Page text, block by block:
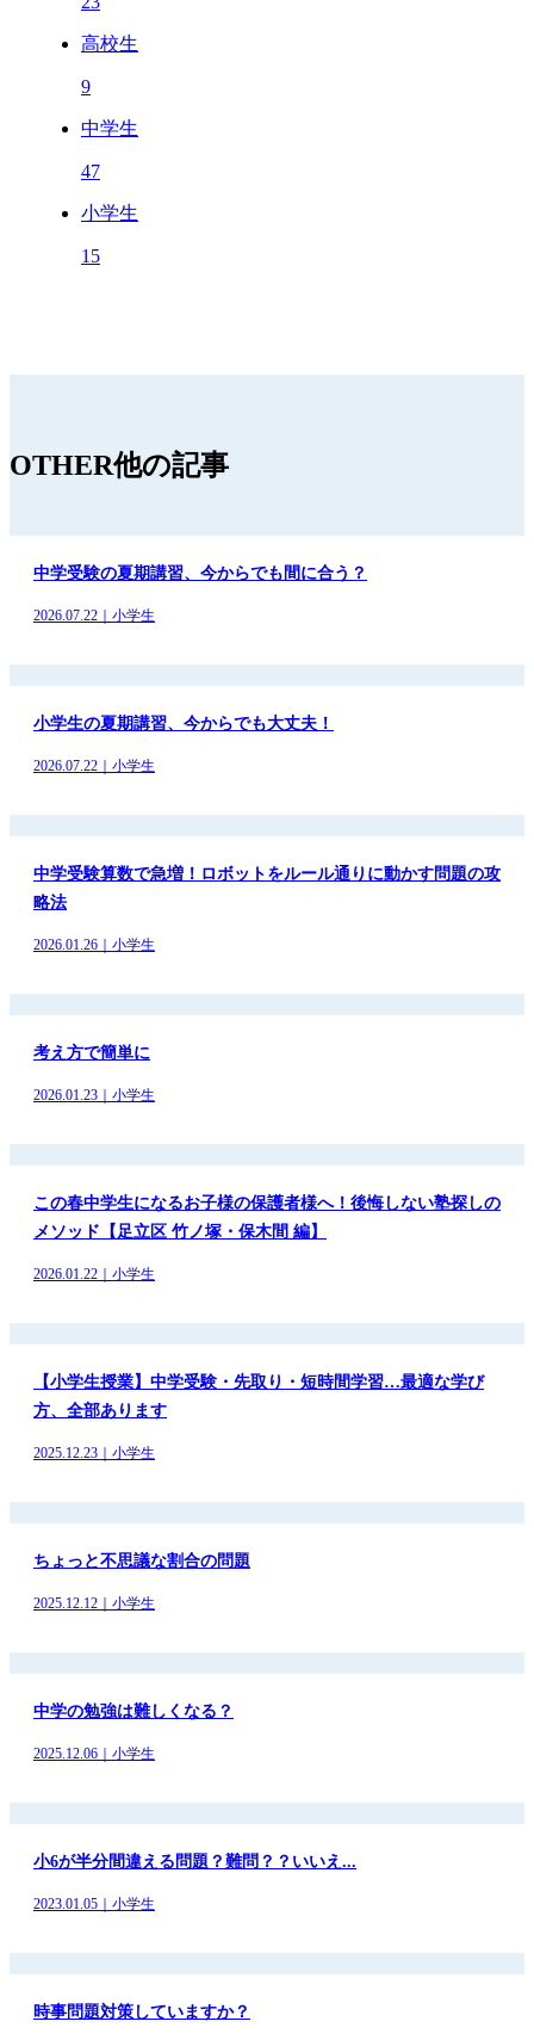
高校生
9
中学生
47
小学生
15
OTHER他の記事
中学受験の夏期講習、今からでも間に合う？
2026.07.22｜小学生
小学生の夏期講習、今からでも大丈夫！
2026.07.22｜小学生
中学受験算数で急増！ロボットをルール通りに動かす問題の攻
略法
2026.01.26｜小学生
考え方で簡単に
2026.01.23｜小学生
この春中学生になるお子様の保護者様へ！後悔しない塾探しの
メソッド【足立区 竹ノ塚・保木間 編】
2026.01.22｜小学生
【小学生授業】中学受験・先取り・短時間学習…最適な学び
方、全部あります
2025.12.23｜小学生
ちょっと不思議な割合の問題
2025.12.12｜小学生
中学の勉強は難しくなる？
2025.12.06｜小学生
小6が半分間違える問題？難問？？いいえ...
2023.01.05｜小学生
時事問題対策していますか？